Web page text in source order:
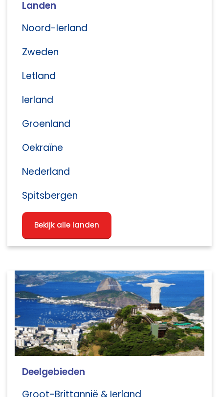
Landen
Noord-Ierland
Zweden
Letland
Ierland
Groenland
Oekraïne
Nederland
Spitsbergen
Bekijk alle landen
Deelgebieden